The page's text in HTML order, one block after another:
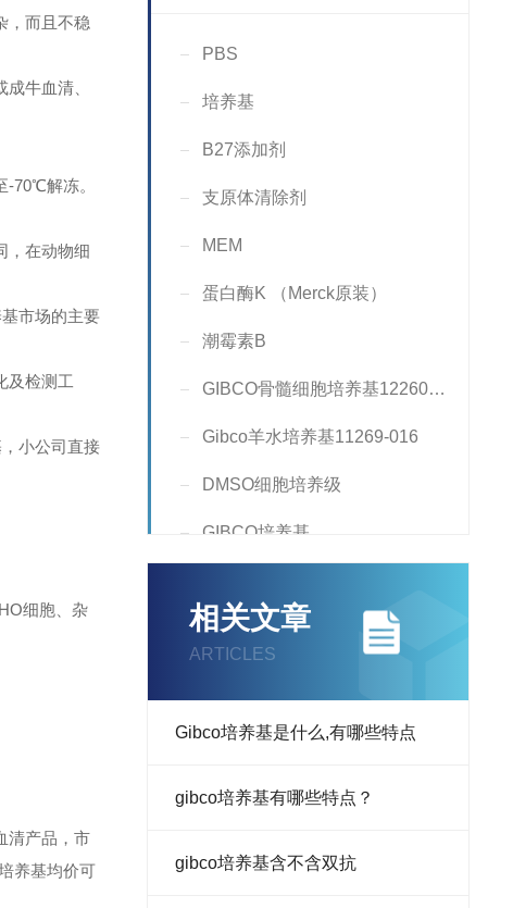
PBS
培养基
B27添加剂
支原体清除剂
MEM
蛋白酶K （Merck原装）
潮霉素B
GIBCO骨髓细胞培养基12260-014
Gibco羊水培养基11269-016
DMSO细胞培养级
GIBCO培养基
双抗，胰酶
N2添加剂
相关文章
ARTICLES
Gibco培养基是什么,有哪些特点
gibco培养基有哪些特点？
gibco培养基含不含双抗
，而且不稳
牛血清、
70℃解冻。
，在动物细
市场的主要
及检测工
小公司直接
细胞、杂
清产品，市
养基均价可